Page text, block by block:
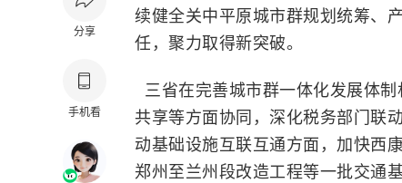
分享
手机看
续健全关中平原城市群规划统筹、
任，聚力取得新突破。
三省在完善城市群一体化发展体
共享等方面协同，深化税务部门联
动基础设施互联互通方面，加快西
郑州至兰州段改造工程等一批交通